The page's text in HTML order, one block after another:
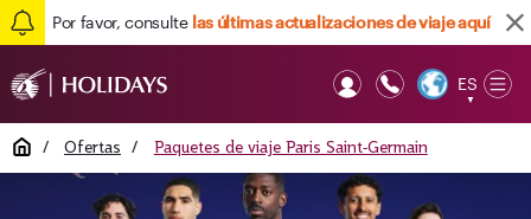
Por favor, consulte las últimas actualizaciones de viaje aquí
ES
▼
Home / Ofertas / Paquetes de viaje Paris Saint‑Germain